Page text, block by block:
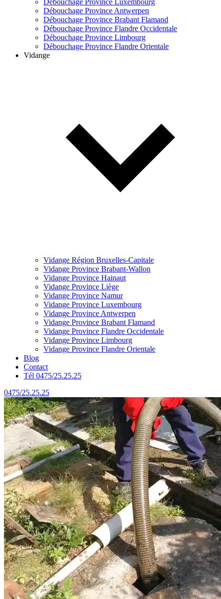
Débouchage Province Luxembourg
Débouchage Province Antwerpen
Débouchage Province Brabant Flamand
Débouchage Province Flandre Occidentale
Débouchage Province Limbourg
Débouchage Province Flandre Orientale
Vidange
Vidange Région Bruxelles-Capitale
Vidange Province Brabant-Wallon
Vidange Province Hainaut
Vidange Province Liège
Vidange Province Namur
Vidange Province Luxembourg
Vidange Province Antwerpen
Vidange Province Brabant Flamand
Vidange Province Flandre Occidentale
Vidange Province Limbourg
Vidange Province Flandre Orientale
Blog
Contact
Tél 0475/25.25.25
0475/25.25.25